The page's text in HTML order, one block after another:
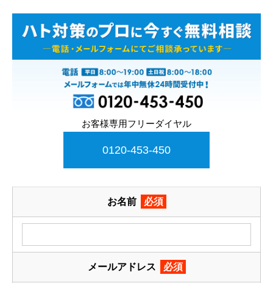
お客様専用フリーダイヤル
0120-453-450
お名前 必須
メールアドレス 必須